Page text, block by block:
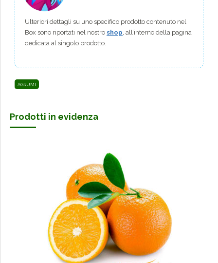
Ulteriori dettagli su uno specifico prodotto contenuto nel
Box sono riportati nel nostro shop , all’interno della pagina
dedicata al singolo prodotto.
AGRUMI
Prodotti in evidenza